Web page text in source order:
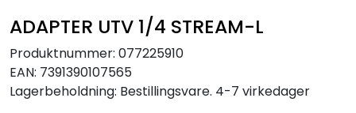
ADAPTER UTV 1/4 STREAM-L
Produktnummer: 077225910
EAN: 7391390107565
Lagerbeholdning: Bestillingsvare. 4-7 virkedager
Kontor og kantineprodukter